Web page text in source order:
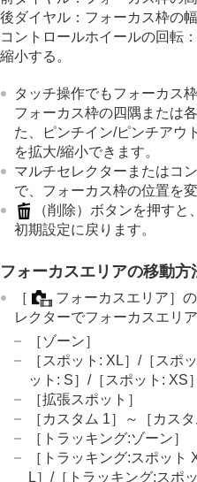
後ダイヤル：フォーカス枠の幅
コントロールホイールの回転
縮小する。
タッチ操作でもフォーカス
フォーカス枠の四隅または
た、ピンチイン/ピンチアウ
を拡大/縮小できます。
マルチセレクターまたはコ
で、フォーカス枠の位置を
（削除）ボタンを押す
初期設定に戻ります。
フォーカスエリアの移動方
［ フォーカスエリア］
レクターでフォーカスエリ
［ゾーン］
［スポット: XL］ /［スポッ
ット: S］ /［スポット: XS］
［拡張スポット］
［カスタム 1］
～
［カスタ
［トラッキング:ゾーン］
［トラッキング:スポット
L］ /［トラッキング:スポッ